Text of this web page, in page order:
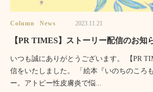
Column News 2023.11.21
【PR TIMES】ストーリー配信のお知
いつも誠にありがとうございます。 【PR
信をいたしました。 「絵本『いのちのころ
ー。アトピー性皮膚炎で悩...